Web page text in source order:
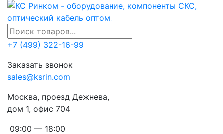
+7 (499) 322-16-99
Заказать звонок
sales@ksrin.com
Москва, проезд Дежнева,
дом 1, офис 704
09:00 — 18:00